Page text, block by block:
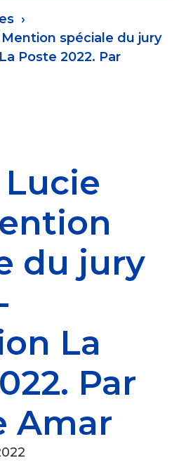
Mention spéciale du jury
Poste 2022. Par
Lucie
du jury
La
Par
Amar